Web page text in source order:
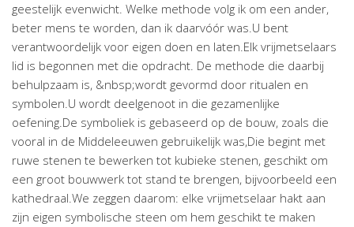
geestelijk evenwicht. Welke methode volg ik om een ander,
beter mens te worden, dan ik daarvóór was.U bent
verantwoordelijk voor eigen doen en laten.Elk vrijmetselaars
lid is begonnen met die opdracht. De methode die daarbij
behulpzaam is, &nbsp;wordt gevormd door ritualen en
symbolen.U wordt deelgenoot in die gezamenlijke
oefening.De symboliek is gebaseerd op de bouw, zoals die
vooral in de Middeleeuwen gebruikelijk was,Die begint met
ruwe stenen te bewerken tot kubieke stenen, geschikt om
een groot bouwwerk tot stand te brengen, bijvoorbeeld een
kathedraal.We zeggen daarom: elke vrijmetselaar hakt aan
zijn eigen symbolische steen om hem geschikt te maken